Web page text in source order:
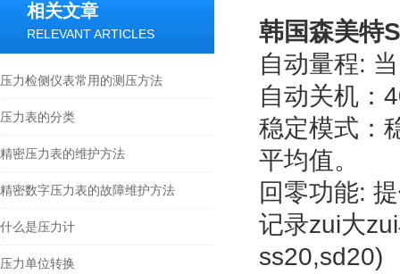
相关文章
RELEVANT ARTICLES
压力检侧仪表常用的测压方法
压力表的分类
精密压力表的维护方法
精密数字压力表的故障维护方法
什么是压力计
压力单位转换
韩国森美特
自动量程:
自动关机：
稳定模式：
平均值。
回零功能:
记录zui大
ss20,sd20)